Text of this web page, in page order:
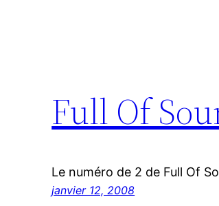
Full Of
Le numéro de 2 de Full Of
janvier 12, 2008